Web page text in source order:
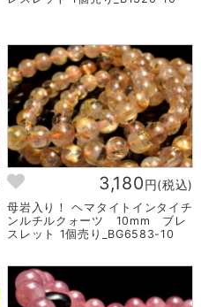
3,180円(税込)
母岩入り！ ヘマタイトインタイチ
ンルチルクォーツ 10mm ブレ
スレット 1個売り_BG6583-10